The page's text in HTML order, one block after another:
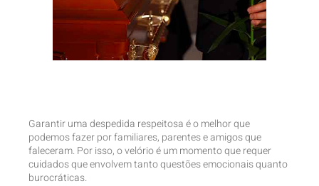
Garantir uma despedida respeitosa é o melhor que
podemos fazer por familiares, parentes e amigos que
faleceram. Por isso, o velório é um momento que requer
cuidados que envolvem tanto questões emocionais quanto
burocráticas.